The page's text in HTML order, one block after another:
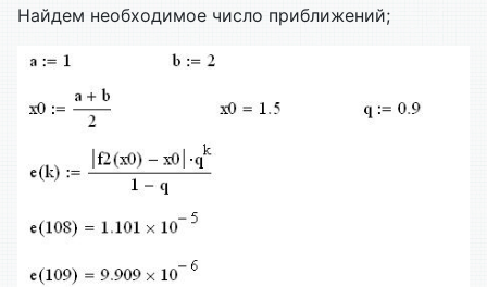
Найдем необходимое число приближений;